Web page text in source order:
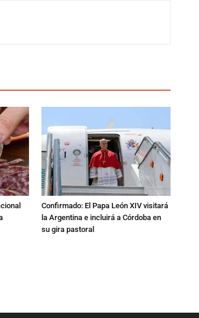
Confirmado: El Papa León XIV visitará
la Argentina e incluirá a Córdoba en
su gira pastoral